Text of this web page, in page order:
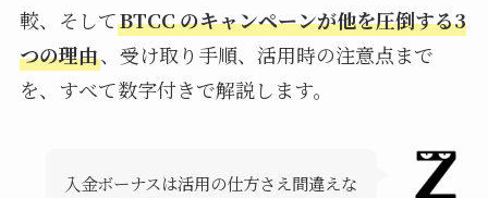
較、そしてBTCC のキャンペーンが他を圧倒する3
つの理由、受け取り手順、活用時の注意点まで
を、すべて数字付きで解説します。
入金ボーナスは活用の仕方さえ間違えな